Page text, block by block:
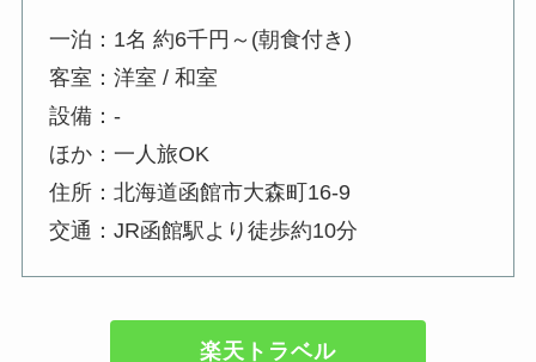
一泊：1名 約6千円～(朝食付き)
客室：洋室 / 和室
設備：-
ほか：一人旅OK
住所：北海道函館市大森町16-9
交通：JR函館駅より徒歩約10分
楽天トラベル